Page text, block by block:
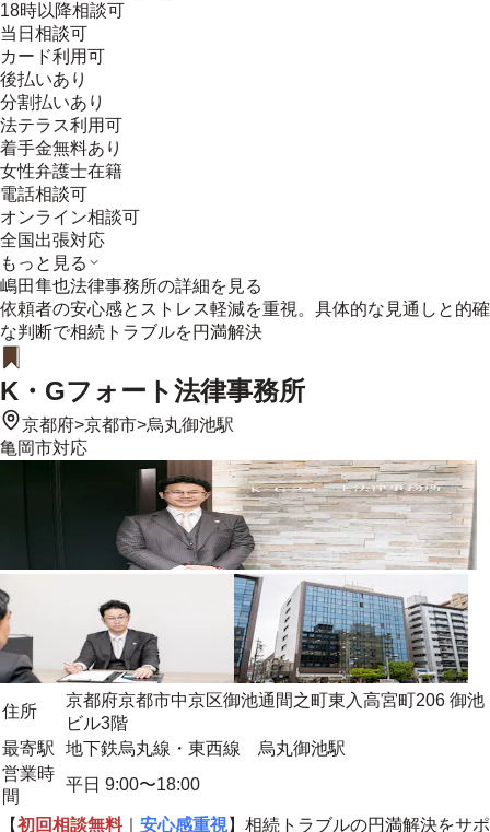
18時以降相談可
当日相談可
カード利用可
後払いあり
分割払いあり
法テラス利用可
着手金無料あり
女性弁護士在籍
電話相談可
オンライン相談可
全国出張対応
もっと見る
嶋田隼也法律事務所の詳細を見る
依頼者の安心感とストレス軽減を重視。具体的な見通しと的確
な判断で相続トラブルを円満解決
K・Gフォート法律事務所
京都府>京都市>烏丸御池駅
亀岡市対応
住所
京都府京都市中京区御池通間之町東入高宮町206 御池
ビル3階
最寄駅
地下鉄烏丸線・東西線 烏丸御池駅
営業時
間
平日 9:00〜18:00
【初回相談無料｜ 安心感重視】相続トラブルの円満解決をサポ